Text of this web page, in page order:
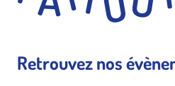
Retrouvez nos